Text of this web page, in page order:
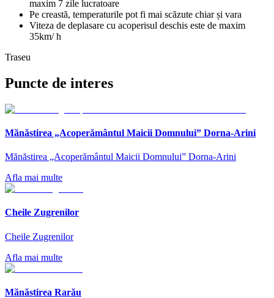
maxim 7 zile lucratoare
Pe creastă, temperaturile pot fi mai scăzute chiar și vara
Viteza de deplasare cu acoperisul deschis este de maxim
35km/ h
Traseu
Puncte de interes
Mănăstirea „Acoperământul Maicii Domnului” Dorna-Arini
Mănăstirea „Acoperământul Maicii Domnului” Dorna-Arini
Afla mai multe
Cheile Zugrenilor
Cheile Zugrenilor
Afla mai multe
Mănăstirea Rarău